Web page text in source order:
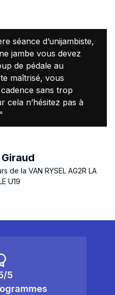
séance d’unijambiste,
jambe vous devez
de pédale au
maîtrisé, vous
sans trop
cela n’hésitez pas à
de la VAN RYSEL AG2R LA
U19
5